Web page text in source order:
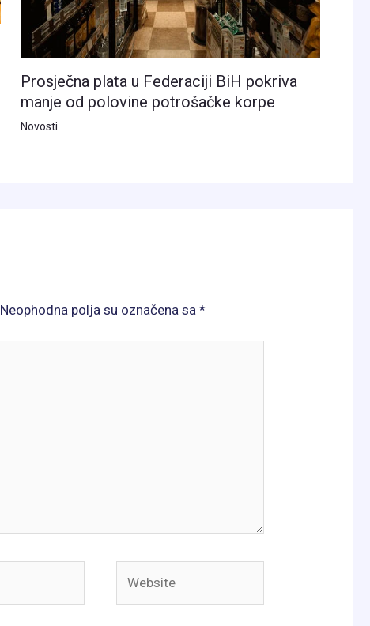
Prosječna plata u Federaciji BiH pokriva
manje od polovine potrošačke korpe
Novosti
Neophodna polja su označena sa *